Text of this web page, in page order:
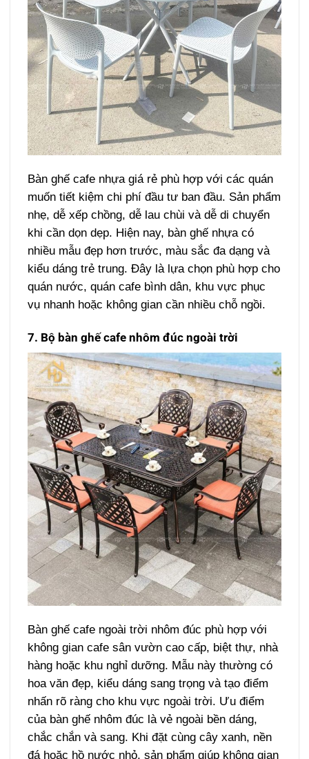
Bàn ghế cafe nhựa giá rẻ phù hợp với các quán
muốn tiết kiệm chi phí đầu tư ban đầu. Sản phẩm
nhẹ, dễ xếp chồng, dễ lau chùi và dễ di chuyển
khi cần dọn dẹp. Hiện nay, bàn ghế nhựa có
nhiều mẫu đẹp hơn trước, màu sắc đa dạng và
kiểu dáng trẻ trung. Đây là lựa chọn phù hợp cho
quán nước, quán cafe bình dân, khu vực phục
vụ nhanh hoặc không gian cần nhiều chỗ ngồi.
7. Bộ bàn ghế cafe nhôm đúc ngoài trời
Bàn ghế cafe ngoài trời nhôm đúc phù hợp với
không gian cafe sân vườn cao cấp, biệt thự, nhà
hàng hoặc khu nghỉ dưỡng. Mẫu này thường có
hoa văn đẹp, kiểu dáng sang trọng và tạo điểm
nhấn rõ ràng cho khu vực ngoài trời. Ưu điểm
của bàn ghế nhôm đúc là vẻ ngoài bền dáng,
chắc chắn và sang. Khi đặt cùng cây xanh, nền
đá hoặc hồ nước nhỏ, sản phẩm giúp không gian